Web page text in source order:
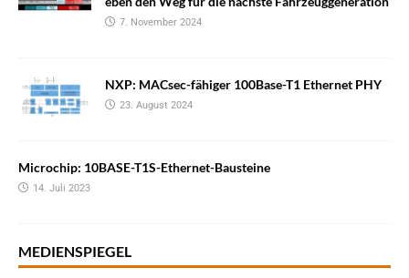
7. November 2024
NXP: MACsec-fähiger 100Base-T1 Ethernet PHY
23. August 2024
Microchip: 10BASE-T1S-Ethernet-Bausteine
14. Juli 2023
MEDIENSPIEGEL